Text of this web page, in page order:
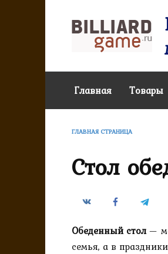
Главная Товары
ГЛАВНАЯ СТРАНИЦА
Стол
Обеденный стол—
семья, а в